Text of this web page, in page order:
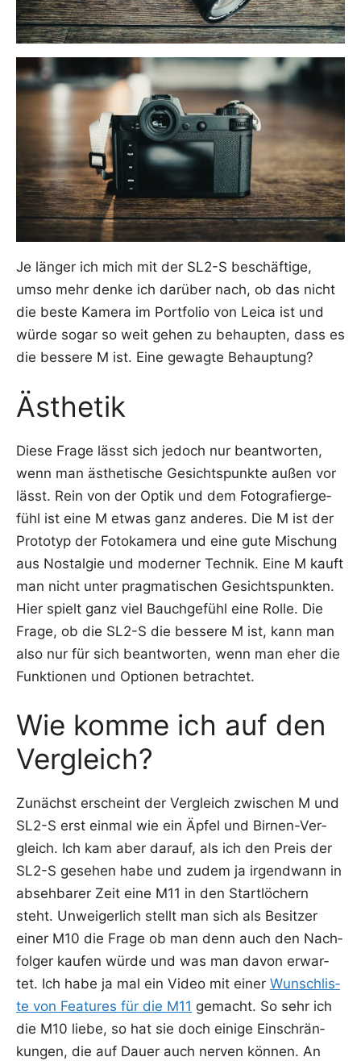
Je län­ger ich mich mit der SL2-S beschäf­ti­ge,
umso mehr den­ke ich dar­über nach, ob das nicht
die bes­te Kame­ra im Port­fo­lio von Lei­ca ist und
wür­de sogar so weit gehen zu behaup­ten, dass es
die bes­se­re M ist. Eine gewag­te Behauptung?
Ästhetik
Die­se Fra­ge lässt sich jedoch nur beant­wor­ten,
wenn man ästhe­ti­sche Gesichts­punk­te außen vor
lässt. Rein von der Optik und dem Foto­gra­fier­ge­
fühl ist eine M etwas ganz ande­res. Die M ist der
Pro­to­typ der Foto­ka­me­ra und eine gute Mischung
aus Nost­al­gie und moder­ner Tech­nik. Eine M kauft
man nicht unter prag­ma­ti­schen Gesichts­punk­ten.
Hier spielt ganz viel Bauch­ge­fühl eine Rol­le. Die
Fra­ge, ob die SL2-S die bes­se­re M ist, kann man
also nur für sich beant­wor­ten, wenn man eher die
Funk­tio­nen und Optio­nen betrachtet.
Wie komme ich auf den
Vergleich?
Zunächst erscheint der Ver­gleich zwi­schen M und
SL2-S erst ein­mal wie ein Äpfel und Bir­nen-Ver­
gleich. Ich kam aber dar­auf, als ich den Preis der
SL2-S gese­hen habe und zudem ja irgend­wann in
abseh­ba­rer Zeit eine M11 in den Start­lö­chern
steht. Unwei­ger­lich stellt man sich als Besit­zer
einer M10 die Fra­ge ob man denn auch den Nach­
fol­ger kau­fen wür­de und was man davon erwar­
tet. Ich habe ja mal ein Video mit einer Wunsch­lis­
te von Fea­tures für die M11 gemacht. So sehr ich
die M10 lie­be, so hat sie doch eini­ge Ein­schrän­
kun­gen, die auf Dau­er auch ner­ven kön­nen. An